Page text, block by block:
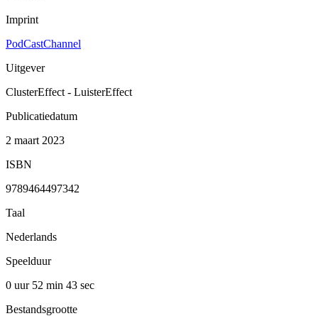
Imprint
PodCastChannel
Uitgever
ClusterEffect - LuisterEffect
Publicatiedatum
2 maart 2023
ISBN
9789464497342
Taal
Nederlands
Speelduur
0 uur 52 min 43 sec
Bestandsgrootte